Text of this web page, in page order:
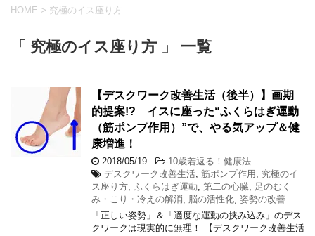
HOME > 究極のイス座り方
「 究極のイス座り方 」 一覧
【デスクワーク改善生活（後半）】画期
的提案!? イスに座った“ふくらはぎ運動
（筋ポンプ作用）”で、やる気アップ＆健
康増進！
2018/05/19 -10歳若返る！健康法
デスクワーク改善生活 筋ポンプ作用
究極のイ
ス座り方 ふくらはぎ運動 第二の心臓
足のむく
み・こり・冷えの解消
脳の活性化 姿勢の改善
「正しい姿勢」＆「適度な運動の挟み込み」のデス
クワークは現実的に無理！ 【デスクワーク改善生活